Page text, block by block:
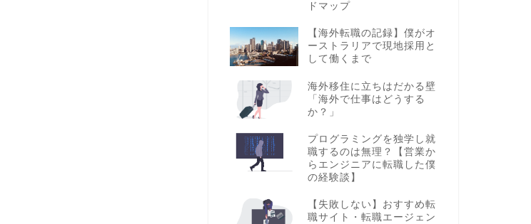
ドマップ
【海外転職の記録】僕がオ
ーストラリアで現地採用と
して働くまで
海外移住に立ちはだかる壁
「海外で仕事はどうする
か？」
プログラミングを独学し就
職するのは無理？【営業か
らエンジニアに転職した僕
の経験談】
【失敗しない】おすすめ転
職サイト・転職エージェン